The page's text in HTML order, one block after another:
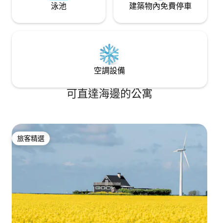
泳池 建築物內免費停車
空調設備
可直達海邊的公寓
旅客精選
旅客精選